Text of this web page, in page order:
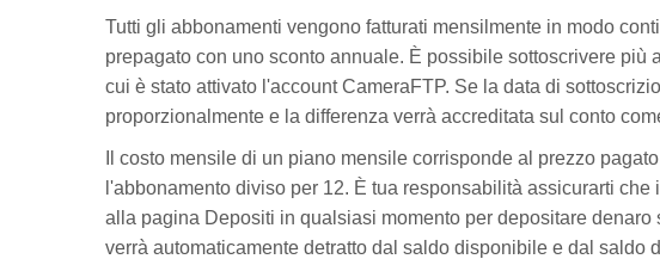
Tutti gli abbonamenti vengono fatturati mensilmente in modo
prepagato con uno sconto annuale. È possibile sottoscrivere
cui è stato attivato l'account CameraFTP. Se la data di
proporzionalmente e la differenza verrà accreditata sul conto
Il costo mensile di un piano mensile corrisponde al prezzo
l'abbonamento diviso per 12. È tua responsabilità assicurarti
alla pagina Depositi in qualsiasi momento per depositare
verrà automaticamente detratto dal saldo disponibile e dal saldo